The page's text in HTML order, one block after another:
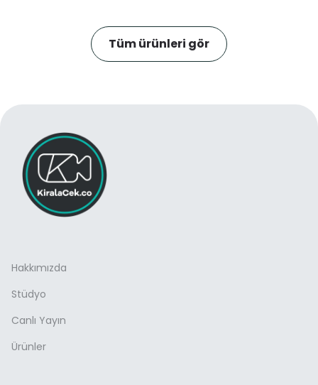
Tüm ürünleri gör
Hakkımızda
Stüdyo
Canlı Yayın
Ürünler